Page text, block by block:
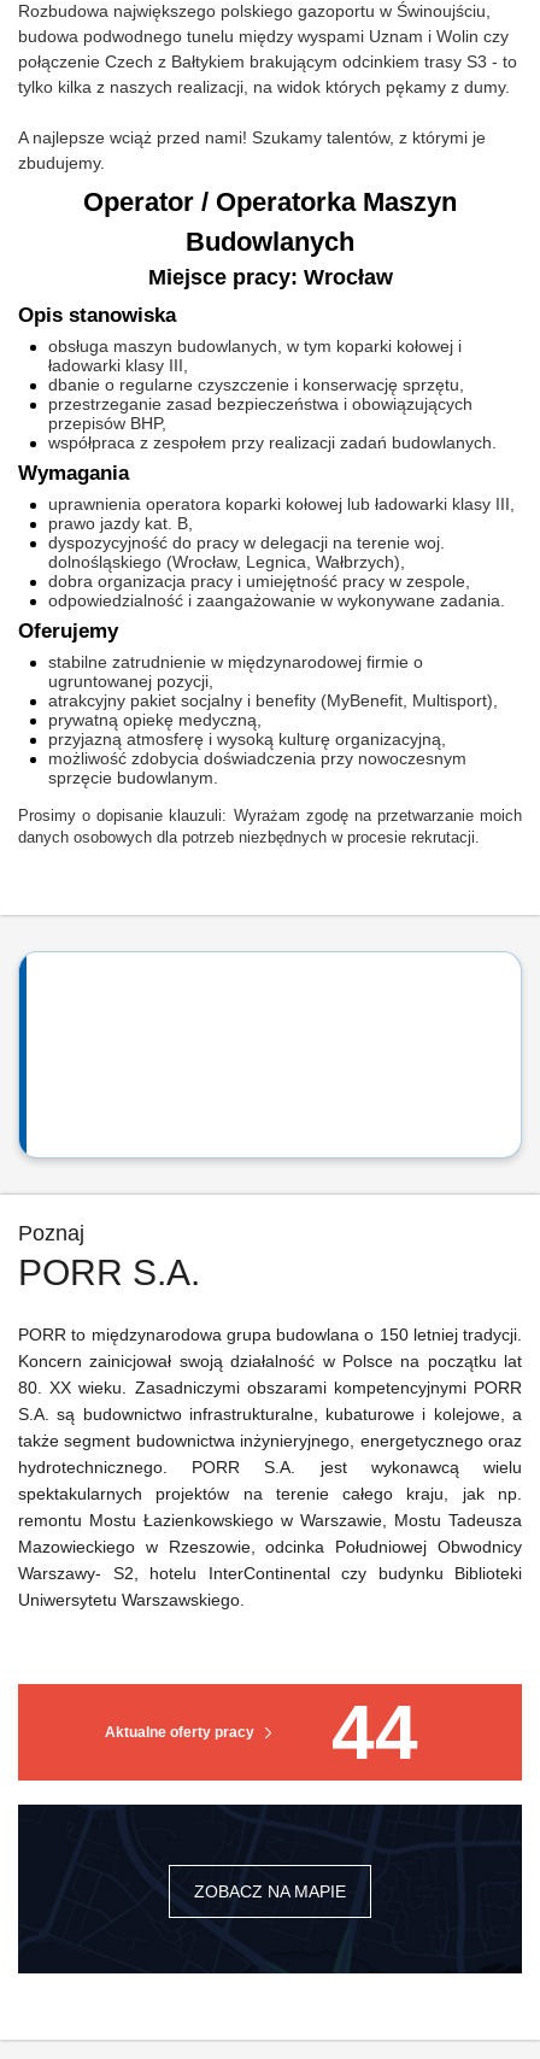
Rozbudowa największego polskiego gazoportu w Świnoujściu,
budowa podwodnego tunelu między wyspami Uznam i Wolin czy
połączenie Czech z Bałtykiem brakującym odcinkiem trasy S3 - to
tylko kilka z naszych realizacji, na widok których pękamy z dumy.
A najlepsze wciąż przed nami! Szukamy talentów, z którymi je
zbudujemy.
Operator / Operatorka Maszyn
Budowlanych
Miejsce pracy: Wrocław
Opis stanowiska
obsługa maszyn budowlanych, w tym koparki kołowej i
ładowarki klasy III,
dbanie o regularne czyszczenie i konserwację sprzętu,
przestrzeganie zasad bezpieczeństwa i obowiązujących
przepisów BHP,
współpraca z zespołem przy realizacji zadań budowlanych.
Wymagania
uprawnienia operatora koparki kołowej lub ładowarki klasy III,
prawo jazdy kat. B,
dyspozycyjność do pracy w delegacji na terenie woj.
dolnośląskiego (Wrocław, Legnica, Wałbrzych),
dobra organizacja pracy i umiejętność pracy w zespole,
odpowiedzialność i zaangażowanie w wykonywane zadania.
Oferujemy
stabilne zatrudnienie w międzynarodowej firmie o
ugruntowanej pozycji,
atrakcyjny pakiet socjalny i benefity (MyBenefit, Multisport),
prywatną opiekę medyczną,
przyjazną atmosferę i wysoką kulturę organizacyjną,
możliwość zdobycia doświadczenia przy nowoczesnym
sprzęcie budowlanym.
Prosimy o dopisanie klauzuli: Wyrażam zgodę na przetwarzanie moich
danych osobowych dla potrzeb niezbędnych w procesie rekrutacji.
Poznaj
PORR S.A.
Aktualne oferty pracy 44
ZOBACZ NA MAPIE
PORR to międzynarodowa grupa budowlana o 150 letniej tradycji.
Koncern zainicjował swoją działalność w Polsce na początku lat
80. XX wieku. Zasadniczymi obszarami kompetencyjnymi PORR
S.A. są budownictwo infrastrukturalne, kubaturowe i kolejowe, a
także segment budownictwa inżynieryjnego, energetycznego oraz
hydrotechnicznego. PORR S.A. jest wykonawcą wielu
spektakularnych projektów na terenie całego kraju, jak np.
remontu Mostu Łazienkowskiego w Warszawie, Mostu Tadeusza
Mazowieckiego w Rzeszowie, odcinka Południowej Obwodnicy
Warszawy- S2, hotelu InterContinental czy budynku Biblioteki
Uniwersytetu Warszawskiego.